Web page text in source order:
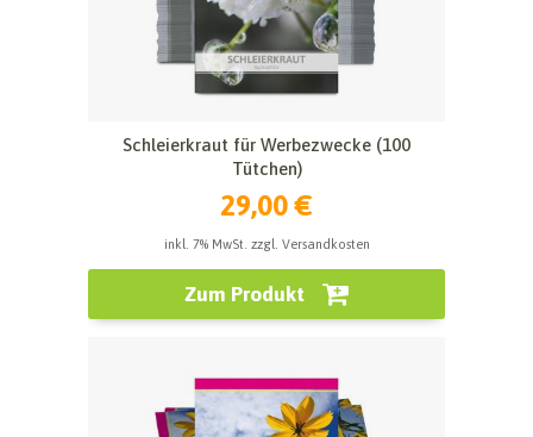
Schleierkraut für Werbezwecke (100
Tütchen)
29,00 €
inkl. 7% MwSt. zzgl. Versandkosten
Zum Produkt